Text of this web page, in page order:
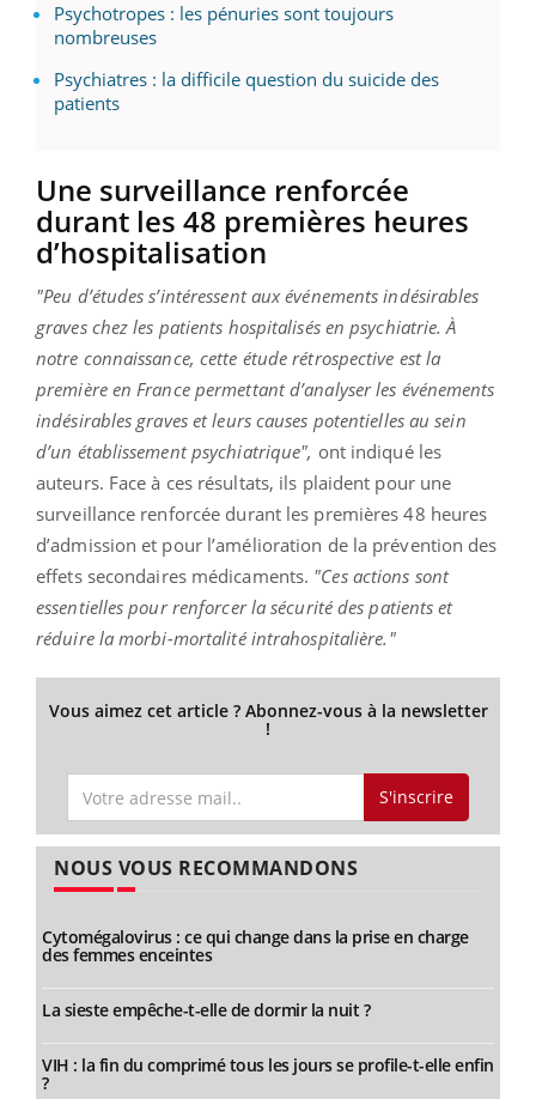
Psychotropes : les pénuries sont toujours
nombreuses
Psychiatres : la difficile question du suicide des
patients
Une surveillance renforcée
durant les 48 premières heures
d’hospitalisation
"Peu d’études s’intéressent aux événements indésirables
graves chez les patients hospitalisés en psychiatrie. À
notre connaissance, cette étude rétrospective est la
première en France permettant d’analyser les événements
indésirables graves et leurs causes potentielles au sein
d’un établissement psychiatrique", ont indiqué les
auteurs. Face à ces résultats, ils plaident pour une
surveillance renforcée durant les premières 48 heures
d’admission et pour l’amélioration de la prévention des
effets secondaires médicaments. "Ces actions sont
essentielles pour renforcer la sécurité des patients et
réduire la morbi-mortalité intrahospitalière."
Vous aimez cet article ? Abonnez-vous à la newsletter
!
S'inscrire
NOUS VOUS RECOMMANDONS
Cytomégalovirus : ce qui change dans la prise en charge
des femmes enceintes
La sieste empêche-t-elle de dormir la nuit ?
VIH : la fin du comprimé tous les jours se profile-t-elle enfin
?